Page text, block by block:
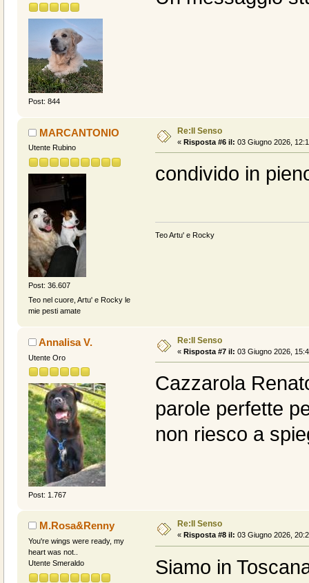
Post: 844
MARCANTONIO
Utente Rubino
Post: 36.607
Teo nel cuore, Artu' e Rocky le
mie pesti amate
Re:Il Senso
« Risposta #6 il: 03 Giugno 2026,
condivido in
Teo Artu' e Rocky
Annalisa V.
Utente Oro
Post: 1.767
Re:Il Senso
« Risposta #7 il: 03 Giugno 2026,
Cazzarola
parole perfette
non riesco a
M.Rosa&Renny
You're wings were ready, my
heart was not..
Utente Smeraldo
Re:Il Senso
« Risposta #8 il: 03 Giugno 2026,
Siamo in